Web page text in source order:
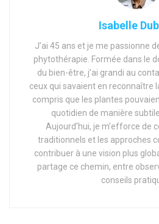
Isabelle
J’ai 45 ans et je me passionne
phytothérapie. Formée dans le
du bien-être, j’ai grandi au
ceux qui savaient en reconnaître
compris que les plantes
quotidien de manière
Aujourd’hui, je m’efforce de
traditionnels et les approches
contribuer à une vision plus
partage ce chemin, entre
conseils